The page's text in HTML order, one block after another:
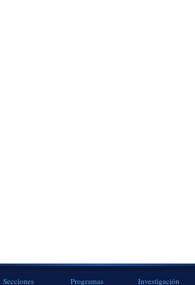
Secciones Programas Investigación